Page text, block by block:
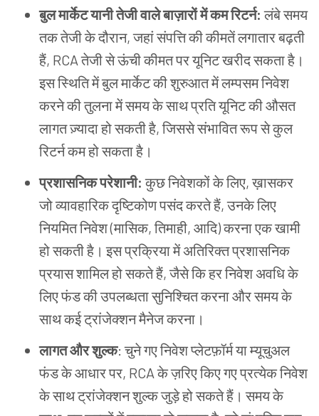
बुल मार्केट यानी तेजी वाले बाज़ारों में कम रिटर्न: लंबे समय
तक तेजी के दौरान, जहां संपत्ति की कीमतें लगातार बढ़ती
हैं, RCA तेजी से ऊंची कीमत पर यूनिट खरीद सकता है।
इस स्थिति में बुल मार्केट की शुरुआत में लम्पसम निवेश
करने की तुलना में समय के साथ प्रति यूनिट की औसत
लागत ज़्यादा हो सकती है, जिससे संभावित रूप से कुल
रिटर्न कम हो सकता है।
प्रशासनिक परेशानी: कुछ निवेशकों के लिए, ख़ासकर
जो व्यावहारिक दृष्टिकोण पसंद करते हैं, उनके लिए
नियमित निवेश (मासिक, तिमाही, आदि) करना एक खामी
हो सकती है। इस प्रक्रिया में अतिरिक्त प्रशासनिक
प्रयास शामिल हो सकते हैं, जैसे कि हर निवेश अवधि के
लिए फंड की उपलब्धता सुनिश्चित करना और समय के
साथ कई ट्रांजेक्शन मैनेज करना।
लागत और शुल्क: चुने गए निवेश प्लेटफ़ॉर्म या म्यूचुअल
फंड के आधार पर, RCA के ज़रिए किए गए प्रत्येक निवेश
के साथ ट्रांजेक्शन शुल्क जुड़े हो सकते हैं। समय के